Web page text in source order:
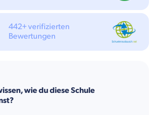
wie du diese Schule
442+ verifizierten
Bewertungen